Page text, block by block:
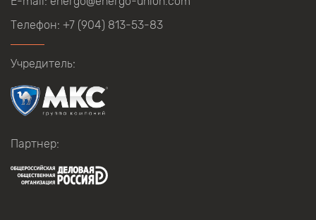
Телефон: +7 (904) 813-53-83
Учредитель:
Партнер: